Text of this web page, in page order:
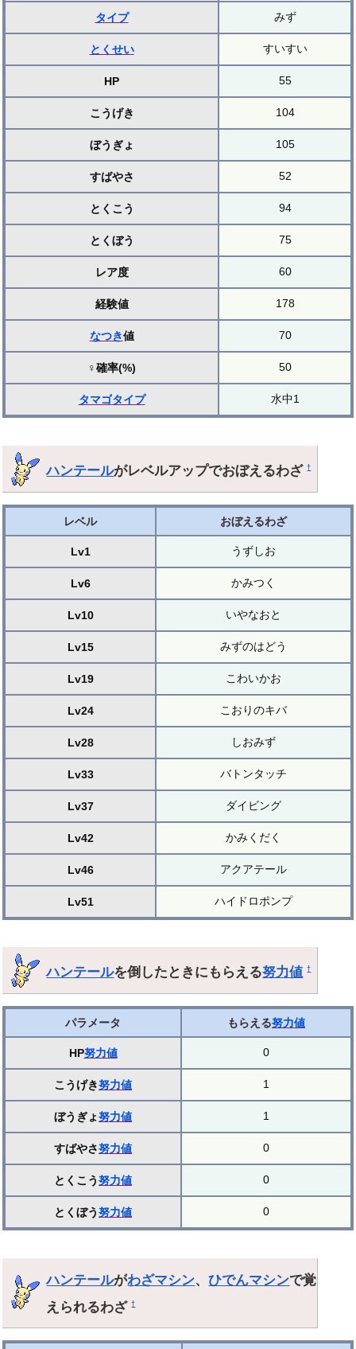
タイプ みず
とくせい すいすい
HP 55
こうげき 104
ぼうぎょ 105
すばやさ 52
とくこう 94
とくぼう 75
レア度 60
経験値 178
なつき値 70
♀確率(%) 50
タマゴタイプ 水中1
ハンテールがレベルアップでおぼえるわざ†
レベル おぼえるわざ
Lv1 うずしお
Lv6 かみつく
Lv10 いやなおと
Lv15 みずのはどう
Lv19 こわいかお
Lv24 こおりのキバ
Lv28 しおみず
Lv33 バトンタッチ
Lv37 ダイビング
Lv42 かみくだく
Lv46 アクアテール
Lv51 ハイドロポンプ
ハンテールを倒したときにもらえる努力値 †
パラメータ もらえる努力値
HP努力値 0
こうげき努力値 1
ぼうぎょ努力値 1
すばやさ努力値 0
とくこう努力値 0
とくぼう努力値 0
ハンテールがわざマシン、ひでんマシンで覚
えられるわざ†